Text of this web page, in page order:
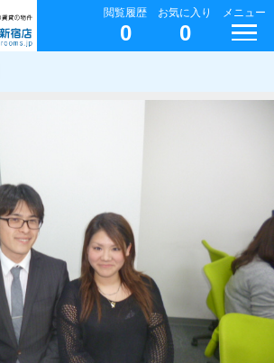
閲覧履歴
0
お気に入り
0
メニュー